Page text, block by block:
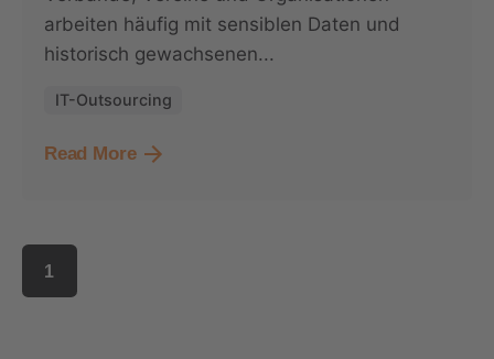
arbeiten häufig mit sensiblen Daten und
historisch gewachsenen...
IT-Outsourcing
Read More
1